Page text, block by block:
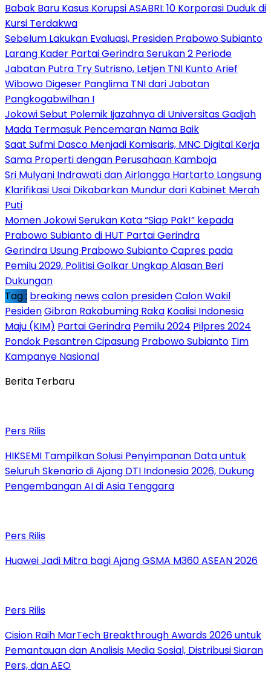
Babak Baru Kasus Korupsi ASABRI: 10 Korporasi Duduk di
Kursi Terdakwa
Sebelum Lakukan Evaluasi, Presiden Prabowo Subianto
Larang Kader Partai Gerindra Serukan 2 Periode
Jabatan Putra Try Sutrisno, Letjen TNI Kunto Arief
Wibowo Digeser Panglima TNI dari Jabatan
Pangkogabwilhan I
Jokowi Sebut Polemik Ijazahnya di Universitas Gadjah
Mada Termasuk Pencemaran Nama Baik
Saat Sufmi Dasco Menjadi Komisaris, MNC Digital Kerja
Sama Properti dengan Perusahaan Kamboja
Sri Mulyani Indrawati dan Airlangga Hartarto Langsung
Klarifikasi Usai Dikabarkan Mundur dari Kabinet Merah
Puti
Momen Jokowi Serukan Kata “Siap Pak!” kepada
Prabowo Subianto di HUT Partai Gerindra
Gerindra Usung Prabowo Subianto Capres pada
Pemilu 2029, Politisi Golkar Ungkap Alasan Beri
Dukungan
Tag : breaking newscalon presidenCalon Wakil
PesidenGibran Rakabuming Raka Koalisi Indonesia
Maju (KIM) Partai Gerindra Pemilu 2024 Pilpres 2024
Pondok Pesantren Cipasung Prabowo Subianto Tim
Kampanye Nasional
Berita Terbaru
Pers Rilis
HIKSEMI Tampilkan Solusi Penyimpanan Data untuk
Seluruh Skenario di Ajang DTI Indonesia 2026, Dukung
Pengembangan AI di Asia Tenggara
Pers Rilis
Huawei Jadi Mitra bagi Ajang GSMA M360 ASEAN 2026
Pers Rilis
Cision Raih MarTech Breakthrough Awards 2026 untuk
Pemantauan dan Analisis Media Sosial, Distribusi Siaran
Pers, dan AEO